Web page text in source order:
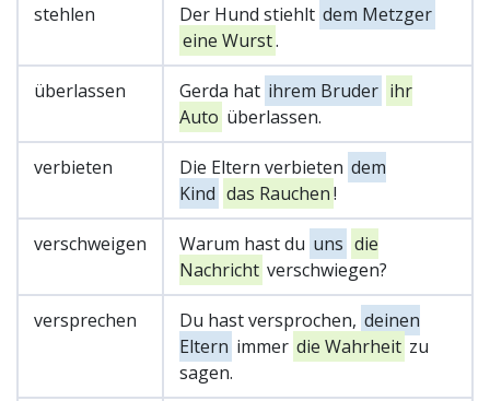
stehlen Der Hund stiehlt dem Metzger
eine Wurst.
überlassen Gerda hat ihrem Bruder ihr
Auto überlassen.
verbieten Die Eltern verbieten dem
Kind das Rauchen!
verschweigen Warum hast du uns die
Nachricht verschwiegen?
versprechen Du hast versprochen, deinen
Eltern immer die Wahrheit zu
sagen.